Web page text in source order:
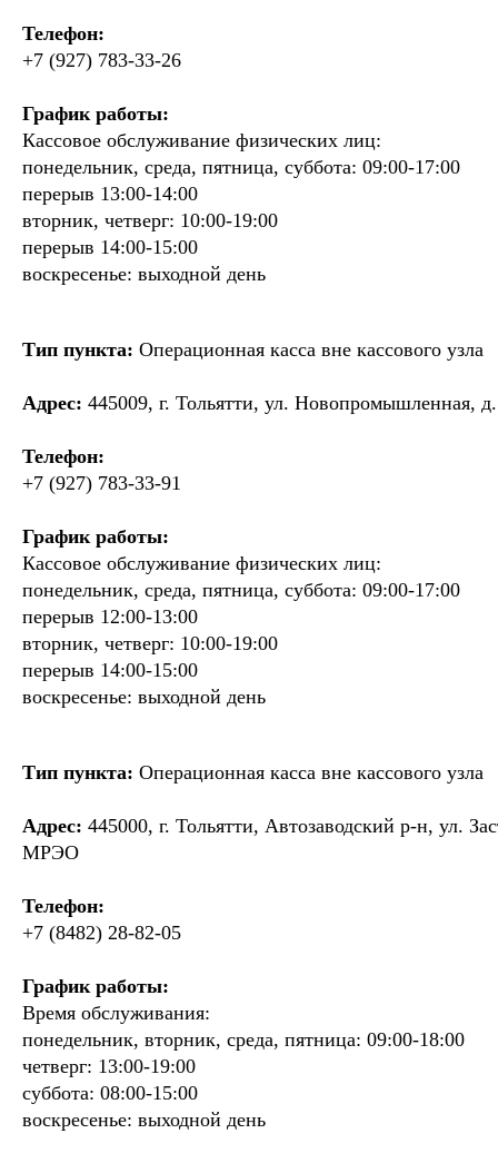
Телефон:
+7 (927) 783-33-26
График работы:
Кассовое обслуживание физических лиц:
понедельник, среда, пятница, суббота: 09:00-17:00
перерыв 13:00-14:00
вторник, четверг: 10:00-19:00
перерыв 14:00-15:00
воскресенье: выходной день
Тип пункта: Операционная касса вне кассового узла
Адрес: 445009, г. Тольятти, ул. Новопромышленная,
Телефон:
+7 (927) 783-33-91
График работы:
Кассовое обслуживание физических лиц:
понедельник, среда, пятница, суббота: 09:00-17:00
перерыв 12:00-13:00
вторник, четверг: 10:00-19:00
перерыв 14:00-15:00
воскресенье: выходной день
Тип пункта: Операционная касса вне кассового узла
Адрес: 445000, г. Тольятти, Автозаводский р-н, ул.
МРЭО
Телефон:
+7 (8482) 28-82-05
График работы:
Время обслуживания:
понедельник, вторник, среда, пятница: 09:00-18:00
четверг: 13:00-19:00
суббота: 08:00-15:00
воскресенье: выходной день